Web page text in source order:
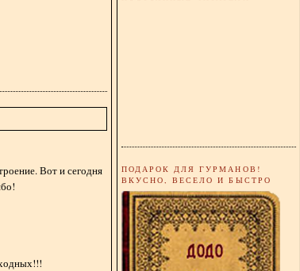
Вот и сегодня
ПОДАРОК ДЛЯ ГУРМАНОВ!
ВКУСНО, ВЕСЕЛО И БЫСТРО